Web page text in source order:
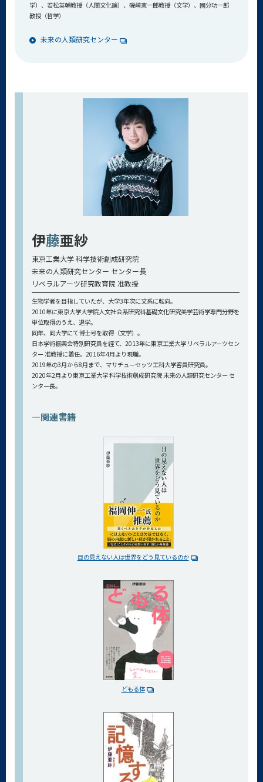
学）、若松英輔教授（人間文化論）、磯﨑憲一郎教授（文学）、國分功一郎
教授（哲学）
未来の人類研究センター
伊藤亜紗
東京工業大学 科学技術創成研究院
未来の人類研究センター センター長
リベラルアーツ研究教育院 准教授
生物学者を目指していたが、大学3年次に文系に転向。
2010年に東京大学大学院人文社会系研究科基礎文化研究美学芸術学専門分野を
単位取得のうえ、退学。
同年、同大学にて博士号を取得（文学）。
日本学術振興会特別研究員を経て、2013年に東京工業大学 リベラルアーツセン
ター 准教授に着任。2016年4月より現職。
2019年の3月から8月まで、マサチューセッツ工科大学客員研究員。
2020年2月より東京工業大学 科学技術創成研究院 未来の人類研究センター セ
ンター長。
—関連書籍
目の見えない人は世界を どう見ているのか
どもる体